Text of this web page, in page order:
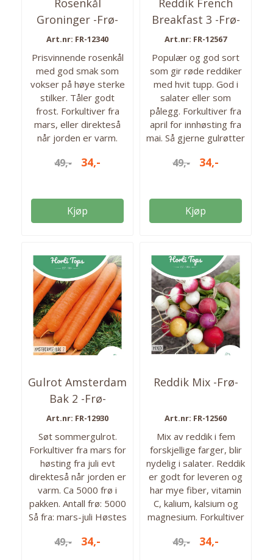
Groninger -Frø-
Art.nr: FR-12340
Prisvinnende rosenkål
med god smak som
vokser på høye sterke
stilker. Tåler godt
frost. Forkultiver fra
mars, eller direkteså
når jorden er varm.
november. Ca 600 frø i
november - mars Antall
frø: ca. 600
49,- 34,-
Kjøp
Breakfast 3 -Frø-
Art.nr: FR-12567
Populær og god sort
som gir røde reddiker
med hvit tupp. God i
salater eller som
pålegg. Forkultiver fra
april for innhøsting fra
mai. Så gjerne gulrøtter
av for god biologisk
Høstes fra: mai-sept.
Antall frø: 1200 frø
49,- 34,-
Kjøp
Gulrot Amsterdam
Bak 2 -Frø-
Art.nr: FR-12930
Søt sommergulrot.
Forkultiver fra mars for
høsting fra juli evt
direkteså når jorden er
varm. Ca 5000 frø i
pakken. Antall frø: 5000
Så fra: mars-juli Høstes
49,- 34,-
Reddik Mix -Frø-
Art.nr: FR-12560
Mix av reddik i fem
forskjellige farger, blir
nydelig i salater. Reddik
er godt for leveren og
har mye fiber, vitamin
C, kalium, kalsium og
magnesium. Forkultiver
fra mai. Ca 1200 frø i
49,- 34,-